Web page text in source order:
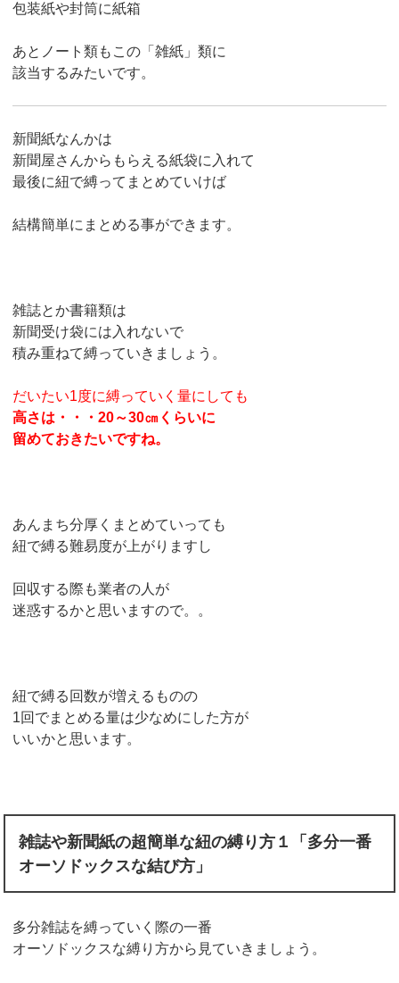
包装紙や封筒に紙箱
あとノート類もこの「雑紙」類に
該当するみたいです。
新聞紙なんかは
新聞屋さんからもらえる紙袋に入れて
最後に紐で縛ってまとめていけば
結構簡単にまとめる事ができます。
雑誌とか書籍類は
新聞受け袋には入れないで
積み重ねて縛っていきましょう。
だいたい1度に縛っていく量にしても
高さは・・・20～30㎝くらいに
留めておきたいですね。
あんまち分厚くまとめていっても
紐で縛る難易度が上がりますし
回収する際も業者の人が
迷惑するかと思いますので。。
紐で縛る回数が増えるものの
1回でまとめる量は少なめにした方が
いいかと思います。
雑誌や新聞紙の超簡単な紐の縛り方１「多分一番
オーソドックスな結び方」
多分雑誌を縛っていく際の一番
オーソドックスな縛り方から見ていきましょう。